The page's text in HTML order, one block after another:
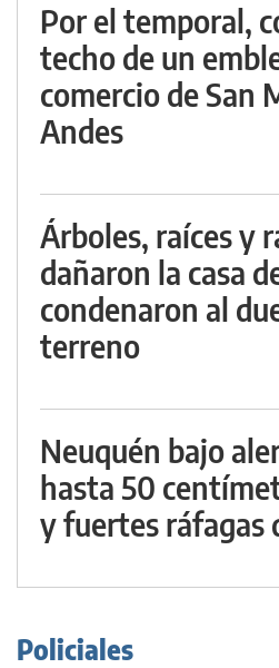
Por el temporal,
techo de un
comercio de San
Andes
Árboles, raíces y
dañaron la casa
condenaron al
terreno
Neuquén bajo
hasta 50
y fuertes ráfagas
Policiales